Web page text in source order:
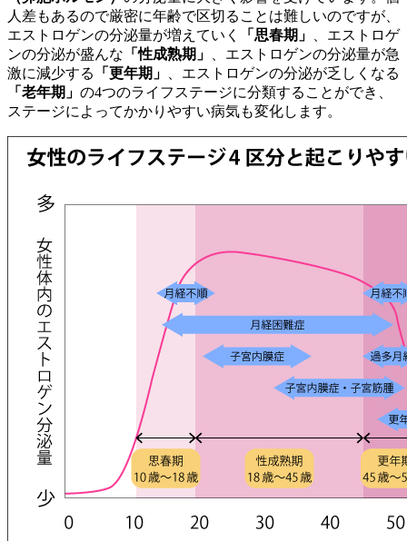
人差もあるので厳密に年齢で区切ることは難しいのですが、
エストロゲンの分泌量が増えていく
「思春期」
、エストロゲ
ンの分泌が盛んな 「性成熟期」
、エストロゲンの分泌量が急
激に減少する
「更年期」
、エストロゲンの分泌が乏しくなる
「老年期」 の4つのライフステージに分類することができ、
ステージによってかかりやすい病気も変化します。